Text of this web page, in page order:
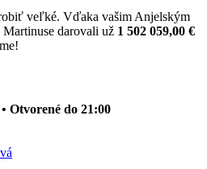
veľké. Vďaka vašim Anjelským
darovali už 1 502 059,00 €
• Otvorené do 21:00